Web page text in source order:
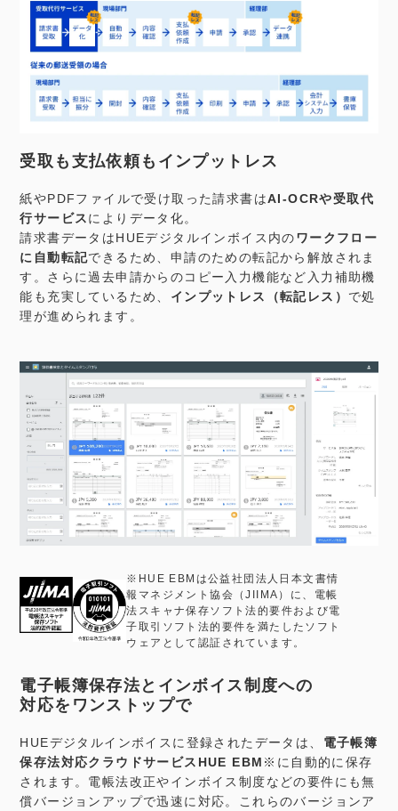
受取も支払依頼もインプットレス
紙やPDFファイルで受け取った請求書はAI-OCRや受取代
行サービスによりデータ化。
請求書データはHUEデジタルインボイス内の ワークフロー
に自動転記できるため、申請のための転記から解放されま
す。さらに過去申請からのコピー入力機能など入力補助機
能も充実しているため、 インプットレス（転記レス） で処
理が進められます。
※HUE EBMは公益社団法人日本文書情
報マネジメント協会（JIIMA）に、電帳
法スキャナ保存ソフト法的要件および電
子取引ソフト法的要件を満たしたソフト
ウェアとして認証されています。
電子帳簿保存法とインボイス制度への
対応をワンストップで
HUEデジタルインボイスに登録されたデータは、 電子帳簿
保存法対応クラウドサービスHUE EBM ※に自動的に保存
されます。電帳法改正やインボイス制度などの要件にも無
償バージョンアップで迅速に対応。これらのバージョンア